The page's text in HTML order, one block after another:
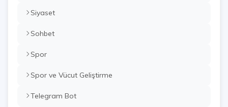
Siyaset
Sohbet
Spor
Spor ve Vücut Geliştirme
Telegram Bot